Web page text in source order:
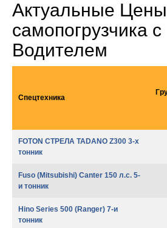
Актуальные Цены
самопогрузчика с
Водителем
Спецтехника
FOTON СТРЕЛА TADANO Z300 3-х
тонник
Fuso (Mitsubishi) Canter 150 л.с. 5-
и тонник
Hino Series 500 (Ranger) 7-и
тонник